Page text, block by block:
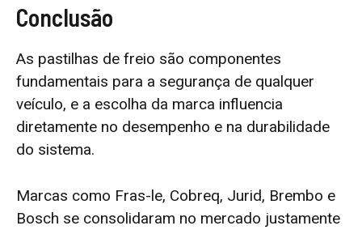
Conclusão
As pastilhas de freio são componentes
fundamentais para a segurança de qualquer
veículo, e a escolha da marca influencia
diretamente no desempenho e na durabilidade
do sistema.
Marcas como Fras-le, Cobreq, Jurid, Brembo e
Bosch se consolidaram no mercado justamente